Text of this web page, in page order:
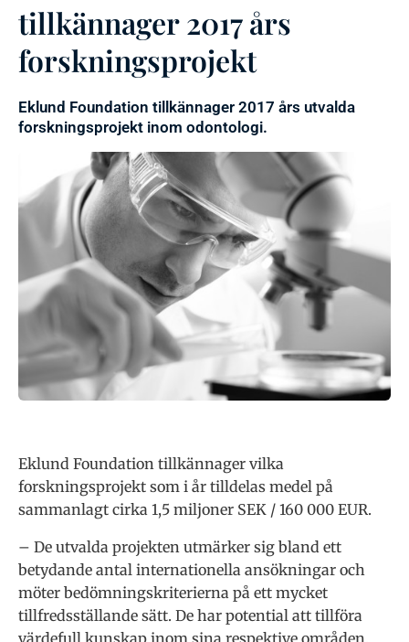
tillkännager 2017 års
forskningsprojekt
Eklund Foundation tillkännager 2017 års utvalda
forskningsprojekt inom odontologi.
Eklund Foundation tillkännager vilka
forskningsprojekt som i år tilldelas medel på
sammanlagt cirka 1,5 miljoner SEK / 160 000 EUR.
– De utvalda projekten utmärker sig bland ett
betydande antal internationella ansökningar och
möter bedömningskriterierna på ett mycket
tillfredsställande sätt. De har potential att tillföra